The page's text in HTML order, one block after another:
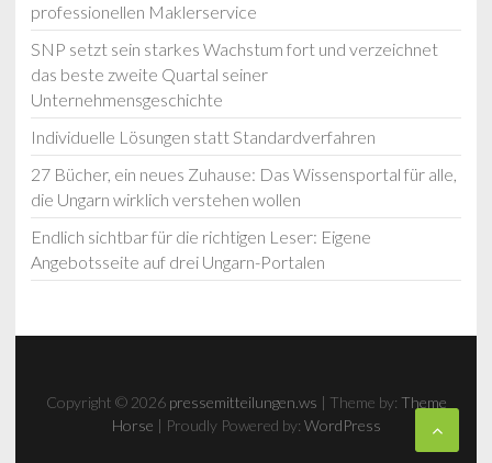
professionellen Maklerservice
SNP setzt sein starkes Wachstum fort und verzeichnet
das beste zweite Quartal seiner
Unternehmensgeschichte
Individuelle Lösungen statt Standardverfahren
27 Bücher, ein neues Zuhause: Das Wissensportal für alle,
die Ungarn wirklich verstehen wollen
Endlich sichtbar für die richtigen Leser: Eigene
Angebotsseite auf drei Ungarn-Portalen
Copyright © 2026 pressemitteilungen.ws | Theme by: Theme
Horse | Proudly Powered by: WordPress